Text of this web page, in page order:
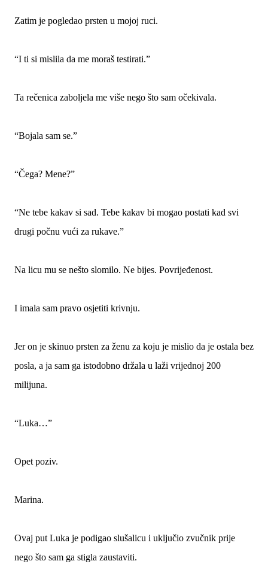
Zatim je pogledao prsten u mojoj ruci.
“I ti si mislila da me moraš testirati.”
Ta rečenica zaboljela me više nego što sam očekivala.
“Bojala sam se.”
“Čega? Mene?”
“Ne tebe kakav si sad. Tebe kakav bi mogao postati kad svi
drugi počnu vući za rukave.”
Na licu mu se nešto slomilo. Ne bijes. Povrijeđenost.
I imala sam pravo osjetiti krivnju.
Jer on je skinuo prsten za ženu za koju je mislio da je ostala bez
posla, a ja sam ga istodobno držala u laži vrijednoj 200
milijuna.
“Luka…”
Opet poziv.
Marina.
Ovaj put Luka je podigao slušalicu i uključio zvučnik prije
nego što sam ga stigla zaustaviti.